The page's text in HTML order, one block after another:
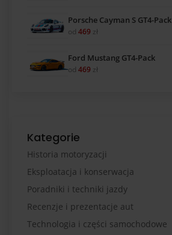
Porsche Cayman S GT4-Pack
od 469 zł
Ford Mustang GT4-Pack
od 469 zł
Kategorie
Historia motoryzacji
Eksploatacja i konserwacja
Poradniki i techniki jazdy
Recenzje i prezentacje aut
Technologia i części samochodowe